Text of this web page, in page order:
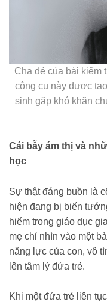
Cha đẻ của bài kiểm
công cụ này được
sinh gặp khó khăn
Cái bẫy ám thị và
học
Sự thật đáng buồn là
hiện đang bị biến
hiểm trong giáo dục
mẹ chỉ nhìn vào một
năng lực của con, vô
lên tâm lý đứa trẻ.
Khi một đứa trẻ liên